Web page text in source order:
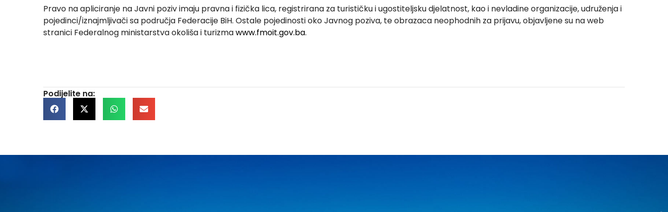
Pravo na apliciranje na Javni poziv imaju pravna i fizička lica, registrirana za turističku i ugostiteljsku djelatnost, kao i nevladine organizacije, udruženja i
pojedinci/iznajmljivači sa područja Federacije BiH. Ostale pojedinosti oko Javnog poziva, te obrazaca neophodnih za prijavu, objavljene su na web
stranici Federalnog ministarstva okoliša i turizmawww.fmoit.gov.ba.
Podijelite na: